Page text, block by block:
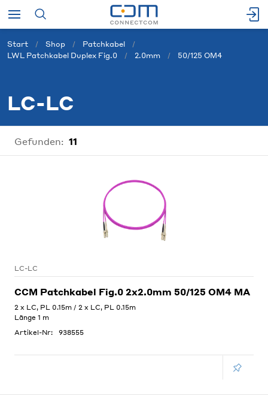
Start Shop
Patchkabel
LWL Patchkabel Duplex Fig.0
2.0mm 50/125 OM4
LC-LC
Gefunden: 11
LC-LC
CCM Patchkabel Fig.0 2x2.0mm 50/125 OM4 MA
2 x LC, PL 0.15m / 2 x LC, PL 0.15m
Länge 1 m
Artikel-Nr:
938555